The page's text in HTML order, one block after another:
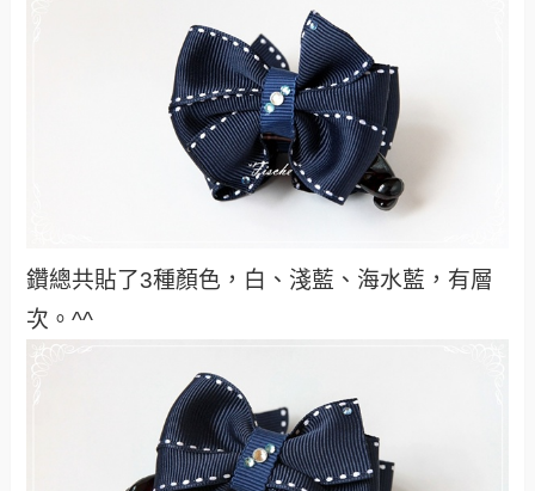
鑽總共貼了3種顏色，白、淺藍、海水藍，有層
次。^^